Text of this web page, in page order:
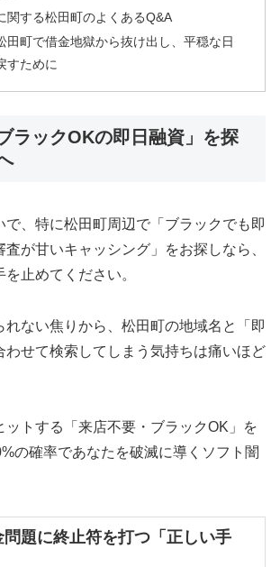
関する松田町のよくあるQ&A
田町で借金地獄から抜け出し、平穏な日
すために
ラックOKの即日融資」を探
で、特に松田町周辺で「ブラックでも即
査が甘いキャッシング」をお探しなら、
止めてください。
れない焦りから、松田町の地域名と「即
わせて検索してしまう気持ちは痛いほど
ットする「来店不要・ブラックOK」を
の確率であなたを破滅に導くソフト闇
題に終止符を打つ「正しい手